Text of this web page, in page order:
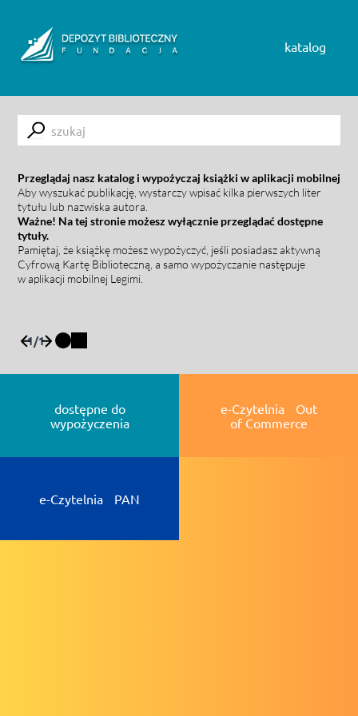
katalog
Submit
Przeglądaj nasz katalog i wypożyczaj książki w aplikacji mobilnej
Aby wyszukać publikację, wystarczy wpisać kilka pierwszych liter
tytułu lub nazwiska autora.
Ważne! Na tej stronie możesz wyłącznie przeglądać dostępne
tytuły.
Pamiętaj, że książkę możesz wypożyczyć, jeśli posiadasz aktywną
Cyfrową Kartę Biblioteczną, a samo wypożyczanie następuje
w aplikacji mobilnej Legimi.
1/1
dostępne do
wypożyczenia
e-Czytelnia Out
of Commerce
e-Czytelnia PAN